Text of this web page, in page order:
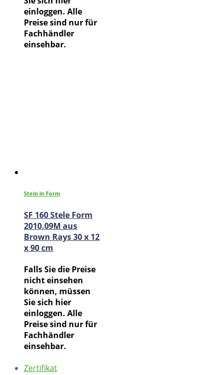
einloggen. Alle
Preise sind nur für
Fachhändler
einsehbar.
Stein in Form
SF 160 Stele Form
2010.09M aus
Brown Rays 30 x 12
x 90 cm
Falls Sie die Preise
nicht einsehen
können, müssen
Sie sich hier
einloggen. Alle
Preise sind nur für
Fachhändler
einsehbar.
Zertifikat